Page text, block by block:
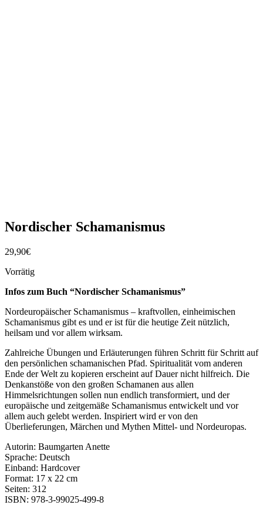
Nordischer Schamanismus
29,90€
Vorrätig
Infos zum Buch “Nordischer Schamanismus”
Nordeuropäischer Schamanismus – kraftvollen, einheimischen
Schamanismus gibt es und er ist für die heutige Zeit nützlich,
heilsam und vor allem wirksam.
Zahlreiche Übungen und Erläuterungen führen Schritt für Schritt auf
den persönlichen schamanischen Pfad. Spiritualität vom anderen
Ende der Welt zu kopieren erscheint auf Dauer nicht hilfreich. Die
Denkanstöße von den großen Schamanen aus allen
Himmelsrichtungen sollen nun endlich transformiert, und der
europäische und zeitgemäße Schamanismus entwickelt und vor
allem auch gelebt werden. Inspiriert wird er von den
Überlieferungen, Märchen und Mythen Mittel- und Nordeuropas.
Autorin: Baumgarten Anette
Sprache: Deutsch
Einband: Hardcover
Format: 17 x 22 cm
Seiten: 312
ISBN: 978-3-99025-499-8